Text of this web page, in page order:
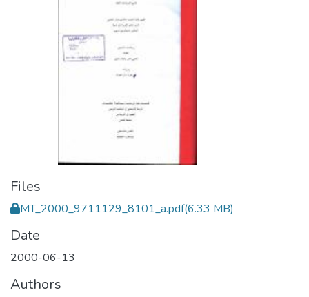
Files
MT_2000_9711129_8101_a.pdf(6.33 MB)
Date
2000-06-13
Authors